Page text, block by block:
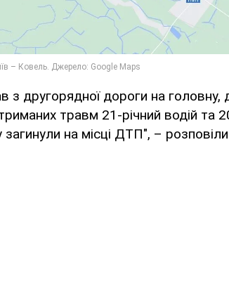
з другорядної дороги на головну,
травм 21-річний водій та
на місці ДТП", –